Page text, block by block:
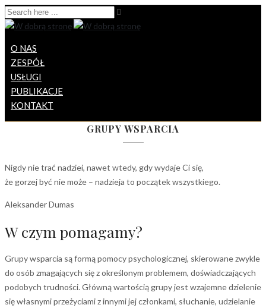
O NAS
ZESPÓŁ
USŁUGI
PUBLIKACJE
KONTAKT
GRUPY WSPARCIA
Nigdy nie trać nadziei, nawet wtedy, gdy wydaje Ci się,
że gorzej być nie może – nadzieja to początek wszystkiego.
Aleksander Dumas
W czym pomagamy?
Grupy wsparcia są formą pomocy psychologicznej, skierowane zwykle
do osób zmagających się z określonym problemem, doświadczających
podobych trudności. Główną wartością grupy jest wzajemne dzielenie
się własnymi przeżyciami z innymi jej członkami, słuchanie, udzielanie